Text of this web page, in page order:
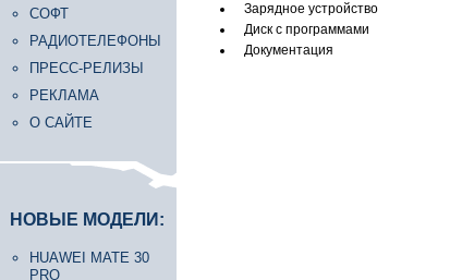
СОФТ
РАДИОТЕЛЕФОНЫ
ПРЕСС-РЕЛИЗЫ
РЕКЛАМА
О САЙТЕ
НОВЫЕ МОДЕЛИ:
HUAWEI MATE 30
PRO
Зарядное устройство
Диск с программами
Документация